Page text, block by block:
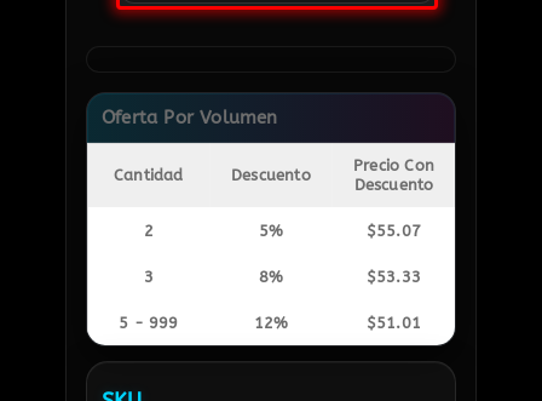
Oferta Por Volumen
Cantidad Descuento
Precio Con
Descuento
2 5% $55.07
3 8% $53.33
5 - 999 12% $51.01